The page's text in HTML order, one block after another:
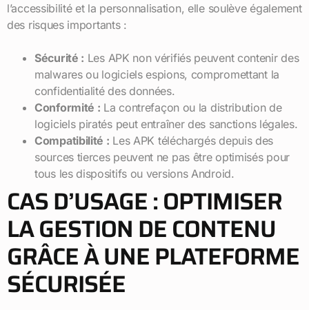
l’accessibilité et la personnalisation, elle soulève également
des risques importants :
Sécurité : Les APK non vérifiés peuvent contenir des
malwares ou logiciels espions, compromettant la
confidentialité des données.
Conformité : La contrefaçon ou la distribution de
logiciels piratés peut entraîner des sanctions légales.
Compatibilité : Les APK téléchargés depuis des
sources tierces peuvent ne pas être optimisés pour
tous les dispositifs ou versions Android.
CAS D’USAGE : OPTIMISER
LA GESTION DE CONTENU
GRÂCE À UNE PLATEFORME
SÉCURISÉE